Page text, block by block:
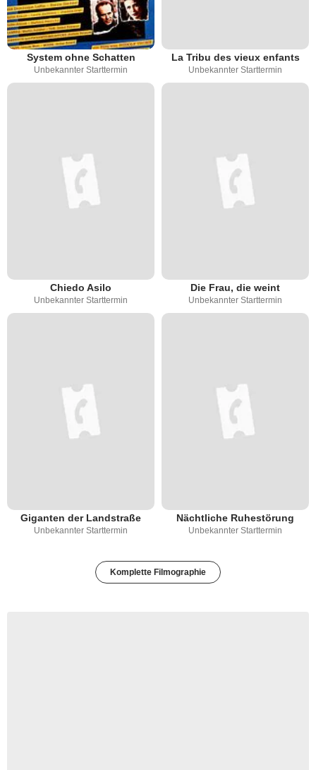
System ohne Schatten
Unbekannter Starttermin
La Tribu des vieux enfants
Unbekannter Starttermin
Chiedo Asilo
Unbekannter Starttermin
Die Frau, die weint
Unbekannter Starttermin
Giganten der Landstraße
Unbekannter Starttermin
Nächtliche Ruhestörung
Unbekannter Starttermin
Komplette Filmographie